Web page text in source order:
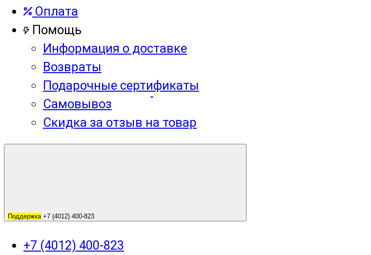
Оплата
Помощь
Информация о доставке
Возвраты
Подарочные сертификаты
Самовывоз
Скидка за отзыв на товар
Поддержка+7 (4012) 400-823
+7 (4012) 400-823